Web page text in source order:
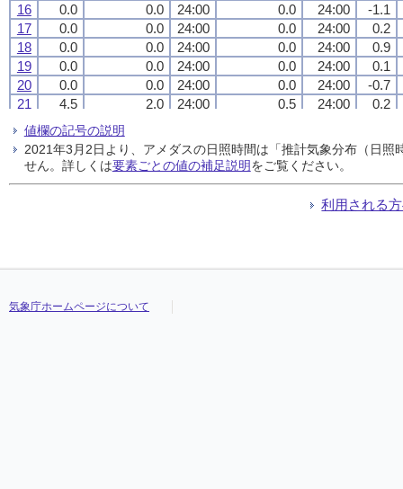
16
0.0 0.0 24:00 0.0 24:00
-1.1
17
0.0 0.0 24:00 0.0 24:00
0.2
18
0.0 0.0 24:00 0.0 24:00
0.9
19
0.0 0.0 24:00 0.0 24:00
0.1
20
0.0 0.0 24:00 0.0 24:00
-0.7
21
4.5 2.0 24:00 0.5 24:00
0.2
22
2.5
23
0.0 0.0 24:00 0.0 24:00
0.4
24
0.5 0.5 21:02 0.5 20:12
-0.1
24:00
-0.7
30
0.0 0.0 24:00 0.0 24:00
0.5
16
0.0 0.0 24:00 0.0 24:00
-1.1
17
0.0 0.0 24:00 0.0 24:00
0.2
18
0.0 0.0 24:00 0.0 24:00
0.9
19
0.0 0.0 24:00 0.0 24:00
0.1
20
0.0 0.0 24:00 0.0 24:00
-0.7
21
4.5 2.0 24:00 0.5 24:00
0.2
22
2.5
23
0.0 0.0 24:00 0.0 24:00
0.4
24
0.5 0.5 21:02 0.5 20:12
-0.1
24:00
-0.7
30
0.0 0.0 24:00 0.0 24:00
0.5
16
0.0 0.0 24:00 0.0 24:00
-1.1
17
0.0 0.0 24:00 0.0 24:00
0.2
18
0.0 0.0 24:00 0.0 24:00
0.9
19
0.0 0.0 24:00 0.0 24:00
0.1
20
0.0 0.0 24:00 0.0 24:00
-0.7
21
4.5 2.0 24:00 0.5 24:00
0.2
22
2.5
23
0.0 0.0 24:00 0.0 24:00
0.4
24
0.5 0.5 21:02 0.5 20:12
-0.1
24:00
-0.7
30
0.0 0.0 24:00 0.0 24:00
0.5
16
0.0 0.0 24:00 0.0 24:00
-1.1
17
0.0 0.0 24:00 0.0 24:00
0.2
18
0.0 0.0 24:00 0.0 24:00
0.9
19
0.0 0.0 24:00 0.0 24:00
0.1
20
0.0 0.0 24:00 0.0 24:00
-0.7
21
4.5 2.0 24:00 0.5 24:00
0.2
22
2.5
23
0.0 0.0 24:00 0.0 24:00
0.4
24
0.5 0.5 21:02 0.5 20:12
-0.1
24:00
-0.7
30
0.0 0.0 24:00 0.0 24:00
0.5
値欄の記号の説明
2021年3月2日より、アメダスの日照時間は「推計気象分布（日
せん。詳しくは要素ごとの値の補足説明をご覧ください。
利用される
気象庁ホームページについて